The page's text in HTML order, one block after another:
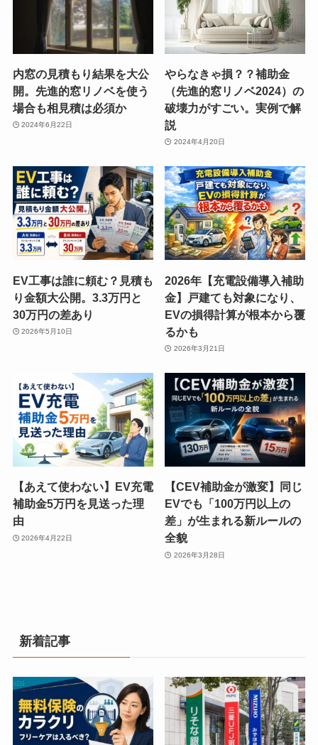
内窓の見積もり結果を大公
開。先進的窓リノベを使う
場合も相見積は必須か
2024年6月22日
やらなきゃ損？？補助金
（先進的窓リノベ2024）の
破壊力がすごい。実例で解
説
2024年4月20日
EV工事は誰に頼む？見積も
り金額大公開。3.3万円と
30万円の差あり
2026年5月10日
2026年【充電設備導入補助
金】戸建ても対象になり、
EVの損得計算が根本から覆
るかも
2026年3月21日
【あえて使わない】EV充電
補助金5万円を見送った理
由
2026年4月22日
【CEV補助金が激変】同じ
EVでも「100万円以上の
差」が生まれる新ルールの
全貌
2026年3月28日
新着記事